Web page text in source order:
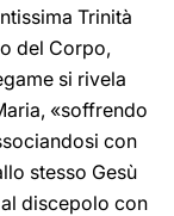
Trinità
del Corpo,
si rivela
«soffrendo
con
stesso Gesù
discepolo con